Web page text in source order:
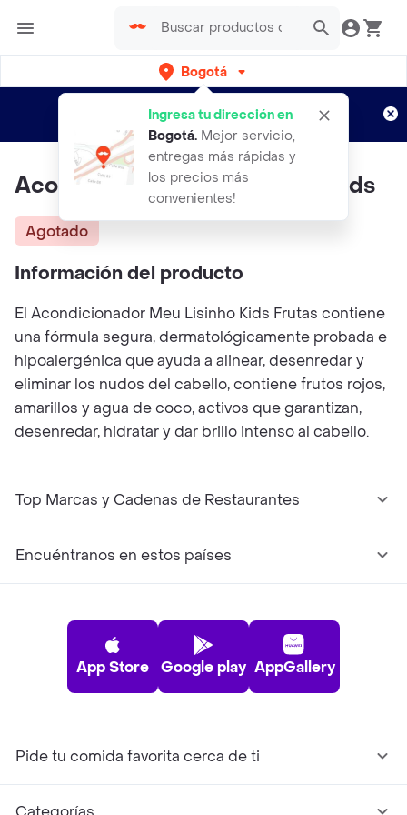
Bogotá
Ingresa tu dirección en
Bogotá. Mejor servicio,
entregas más rápidas y
los precios más
convenientes!
envíos gratis por semanas
Aplican TyC
Acondicionador Meu Lisinho Kids
Agotado
Información del producto
El Acondicionador Meu Lisinho Kids Frutas contiene
una fórmula segura, dermatológicamente probada e
hipoalergénica que ayuda a alinear, desenredar y
eliminar los nudos del cabello, contiene frutos rojos,
amarillos y agua de coco, activos que garantizan,
desenredar, hidratar y dar brillo intenso al cabello.
Top Marcas y Cadenas de Restaurantes
Encuéntranos en estos países
App Store Google play AppGallery
Pide tu comida favorita cerca de ti